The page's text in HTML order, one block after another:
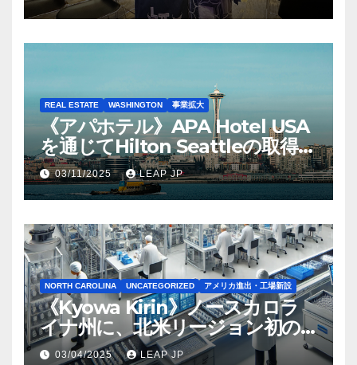
REAL ESTATE WASHINGTON 事業拡大
《アパホテル》APA Hotel USA
を通じてHilton Seattleの取得を
完了
03/11/2025 LEAP JP
NORTH CAROLINA UNCATEGORIZED アメリカ進出・工場新設
《Kyowa Kirin》ノースカロラ
イナ州に、北米リージョン初の
工場建設を決定
03/04/2025 LEAP JP